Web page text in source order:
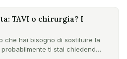
TAVI o chirurgia? I
che hai bisogno di sostituire la
ti stai chiedend…